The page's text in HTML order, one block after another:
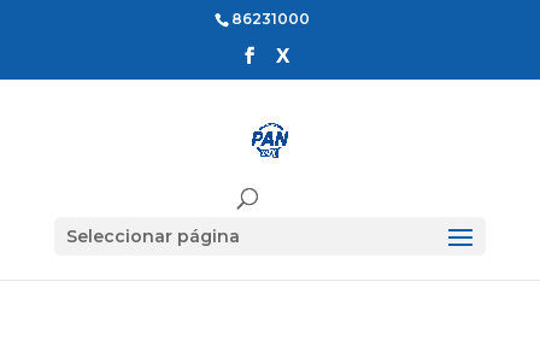
86231000
Seleccionar página